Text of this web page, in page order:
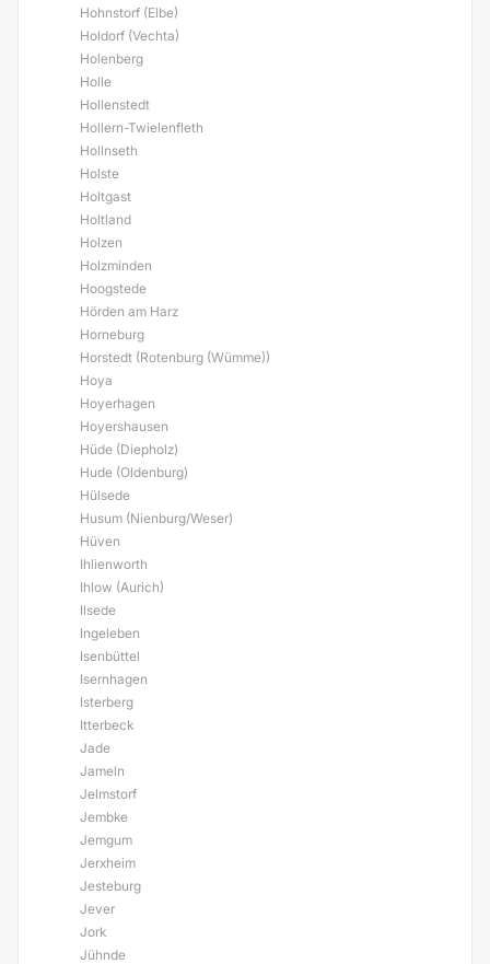
Hohnstorf (Elbe)
Holdorf (Vechta)
Holenberg
Holle
Hollenstedt
Hollern-Twielenfleth
Hollnseth
Holste
Holtgast
Holtland
Holzen
Holzminden
Hoogstede
Hörden am Harz
Horneburg
Horstedt (Rotenburg (Wümme))
Hoya
Hoyerhagen
Hoyershausen
Hüde (Diepholz)
Hude (Oldenburg)
Hülsede
Husum (Nienburg/Weser)
Hüven
Ihlienworth
Ihlow (Aurich)
Ilsede
Ingeleben
Isenbüttel
Isernhagen
Isterberg
Itterbeck
Jade
Jameln
Jelmstorf
Jembke
Jemgum
Jerxheim
Jesteburg
Jever
Jork
Jühnde